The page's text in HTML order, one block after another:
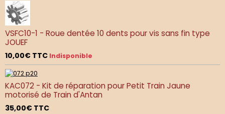
VSFC10-1 - Roue dentée 10 dents pour vis sans fin type
JOUEF
10,00€ TTC Indisponible
KAC072 - Kit de réparation pour Petit Train Jaune
motorisé de Train d'Antan
35,00€ TTC